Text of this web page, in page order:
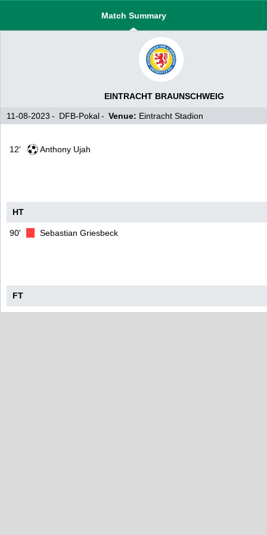
Match Summary
EINTRACHT BRAUNSCHWEIG
11-08-2023 DFB-Pokal Venue: Eintracht Stadion
12' Anthony Ujah
90' Sebastian Griesbeck